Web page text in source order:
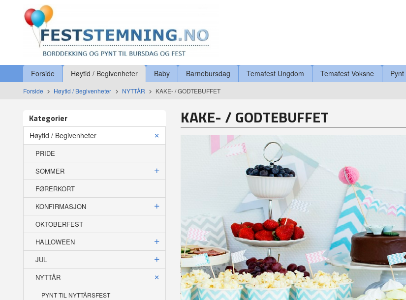
innholdet
Produkter
Forside Høytid / Begivenheter Baby Barnebursdag Temafest Ungdom Temafest Voksne
Forside Høytid / Begivenheter NYTTÅR KAKE- / GODTEBUFFET
Kategorier
Høytid / Begivenheter
PRIDE
SOMMER
FØRERKORT
KONFIRMASJON
OKTOBERFEST
HALLOWEEN
JUL
NYTTÅR
PYNT TIL NYTTÅRSFEST
KAKE- / GODTEBUFFET